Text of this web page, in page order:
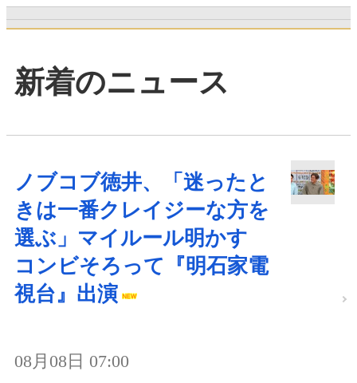
新着のニュース
ノブコブ徳井、「迷ったと
きは一番クレイジーな方を
選ぶ」マイルール明かす
コンビそろって『明石家電
視台』出演
08月08日 07:00